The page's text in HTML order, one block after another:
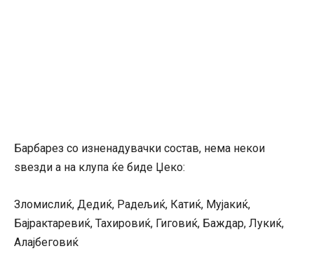
Барбарез со изненадувачки состав, нема некои
ѕвезди а на клупа ќе биде Џеко:
Зломислиќ, Дедиќ, Радељиќ, Катиќ, Мујакиќ,
Бајрактаревиќ, Тахировиќ, Гиговиќ, Баждар, Лукиќ,
Алајбеговиќ